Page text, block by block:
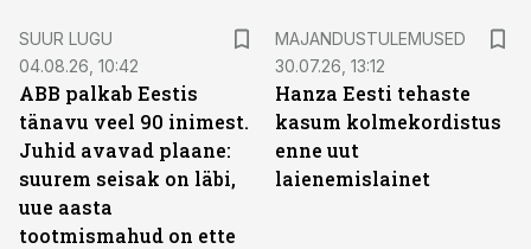
SUUR LUGU
04.08.26, 10:42
ABB palkab Eestis
tänavu veel 90 inimest.
Juhid avavad plaane:
suurem seisak on läbi,
uue aasta
tootmismahud on ette
MAJANDUSTULEMUSED
30.07.26, 13:12
Hanza Eesti tehaste
kasum kolmekordistus
enne uut
laienemislainet